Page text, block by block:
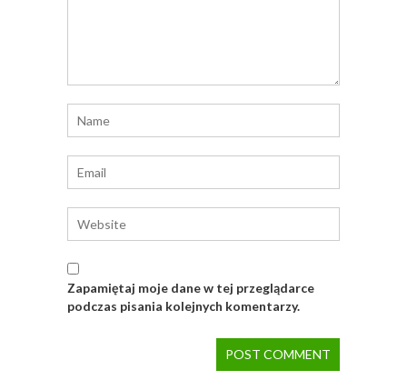
Zapamiętaj moje dane w tej przeglądarce
podczas pisania kolejnych komentarzy.